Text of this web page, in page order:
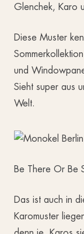
Glenchek, Karo
Diese Muster
und
Sieht super aus
Welt.
Be There Or Be
Das ist auch in
Karomuster